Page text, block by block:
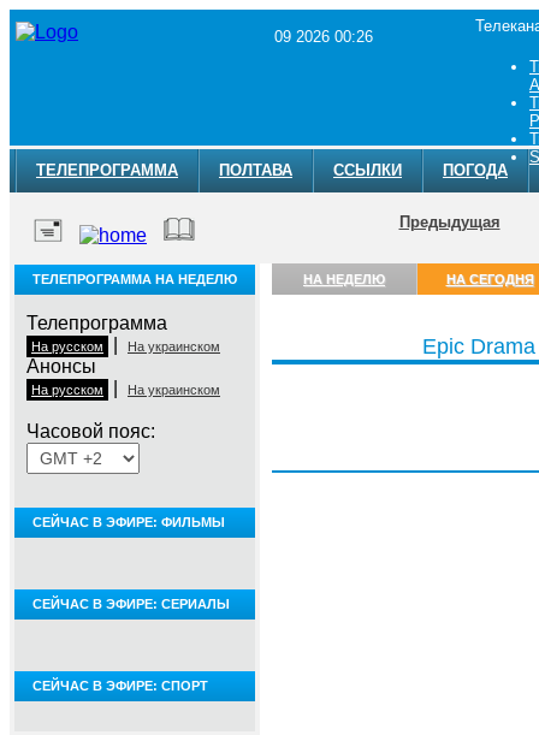
09 2026 00:26
ТЕЛЕПРОГРАММА ПОЛТАВА ССЫЛКИ ПОГОДА
Предыдущая
ТЕЛЕПРОГРАММА НА НЕДЕЛЮ
Телепрограмма
На русском На украинском
Анонсы
На русском На украинском
Часовой пояс:
СЕЙЧАС В ЭФИРЕ: ФИЛЬМЫ
СЕЙЧАС В ЭФИРЕ: СЕРИАЛЫ
СЕЙЧАС В ЭФИРЕ: СПОРТ
НА НЕДЕЛЮ НА СЕГОДНЯ
Epic Drama